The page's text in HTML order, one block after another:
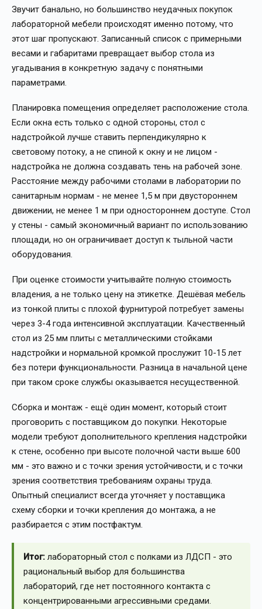
Звучит банально, но большинство неудачных покупок
лабораторной мебели происходят именно потому, что
этот шаг пропускают. Записанный список с примерными
весами и габаритами превращает выбор стола из
угадывания в конкретную задачу с понятными
параметрами.
Планировка помещения определяет расположение стола.
Если окна есть только с одной стороны, стол с
надстройкой лучше ставить перпендикулярно к
световому потоку, а не спиной к окну и не лицом -
надстройка не должна создавать тень на рабочей зоне.
Расстояние между рабочими столами в лаборатории по
санитарным нормам - не менее 1,5 м при двустороннем
движении, не менее 1 м при одностороннем доступе. Стол
у стены - самый экономичный вариант по использованию
площади, но он ограничивает доступ к тыльной части
оборудования.
При оценке стоимости учитывайте полную стоимость
владения, а не только цену на этикетке. Дешёвая мебель
из тонкой плиты с плохой фурнитурой потребует замены
через 3-4 года интенсивной эксплуатации. Качественный
стол из 25 мм плиты с металлическими стойками
надстройки и нормальной кромкой прослужит 10-15 лет
без потери функциональности. Разница в начальной цене
при таком сроке службы оказывается несущественной.
Сборка и монтаж - ещё один момент, который стоит
проговорить с поставщиком до покупки. Некоторые
модели требуют дополнительного крепления надстройки
к стене, особенно при высоте полочной части выше 600
мм - это важно и с точки зрения устойчивости, и с точки
зрения соответствия требованиям охраны труда.
Опытный специалист всегда уточняет у поставщика
схему сборки и точки крепления до монтажа, а не
разбирается с этим постфактум.
Итог: лабораторный стол с полками из ЛДСП - это
рациональный выбор для большинства
лабораторий, где нет постоянного контакта с
концентрированными агрессивными средами.